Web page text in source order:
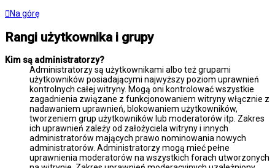
Na górę
Rangi użytkownika i grupy
Kim są administratorzy?
Administratorzy są użytkownikami albo też grupami
użytkowników posiadającymi najwyższy poziom uprawnień
kontrolnych całej witryny. Mogą oni kontrolować wszystkie
zagadnienia związane z funkcjonowaniem witryny włącznie z
nadawaniem uprawnień, blokowaniem użytkowników,
tworzeniem grup użytkowników lub moderatorów itp. Zakres
ich uprawnień zależy od założyciela witryny i innych
administratorów mających prawo nominowania nowych
administratorów. Administratorzy mogą mieć pełne
uprawnienia moderatorów na wszystkich forach utworzonych